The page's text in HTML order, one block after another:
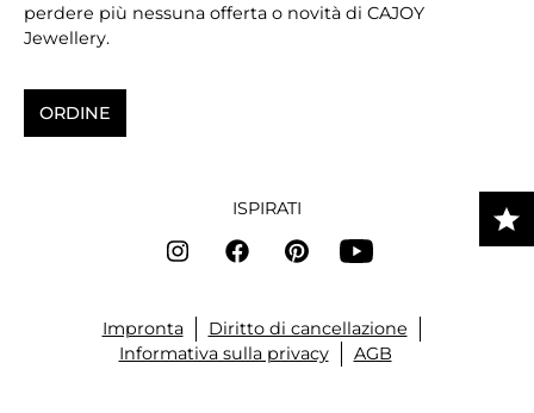
perdere più nessuna offerta o novità di CAJOY
Jewellery.
ORDINE
ISPIRATI
Impronta
Diritto di cancellazione
Informativa sulla privacy
AGB